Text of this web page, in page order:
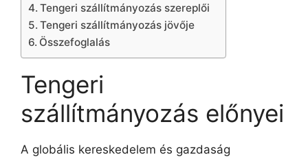
Tengeri szállítmányozás szereplői
Tengeri szállítmányozás jövője
Összefoglalás
Tengeri
szállítmányozás előnyei
A globális kereskedelem és gazdaság